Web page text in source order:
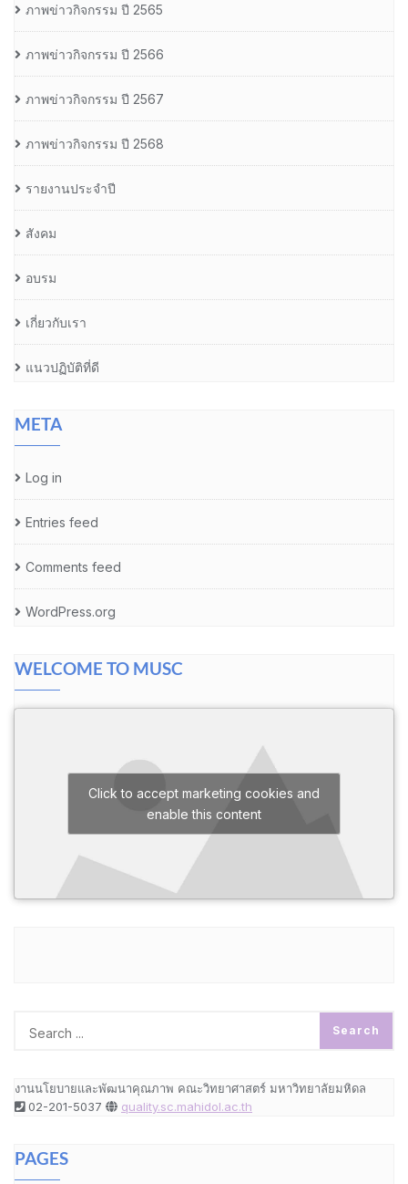
ภาพข่าวกิจกรรม ปี 2565
ภาพข่าวกิจกรรม ปี 2566
ภาพข่าวกิจกรรม ปี 2567
ภาพข่าวกิจกรรม ปี 2568
รายงานประจำปี
สังคม
อบรม
เกี่ยวกับเรา
แนวปฏิบัติที่ดี
META
Log in
Entries feed
Comments feed
WordPress.org
WELCOME TO MUSC
Click to accept marketing cookies and
enable this content
งานนโยบายและพัฒนาคุณภาพ คณะวิทยาศาสตร์ มหาวิทยาลัยมหิดล
02-201-5037
quality.sc.mahidol.ac.th
PAGES